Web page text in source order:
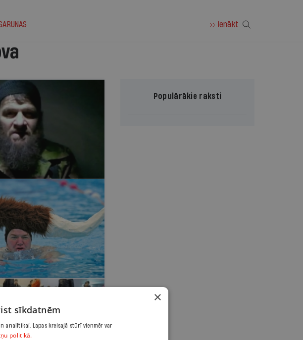
Ienākt
Populārākie raksti
×
sīkdatnēm
analītikai. Lapas kreisajā stūrī vienmēr var
politikā.